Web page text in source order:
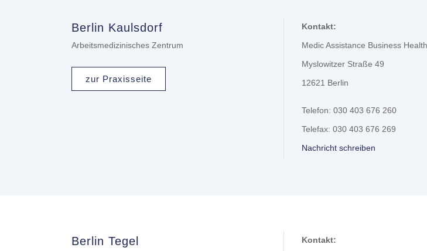
Berlin Kaulsdorf
Arbeitsmedizinisches Zentrum
zur Praxisseite
Kontakt:
Medic Assistance Business
Myslowitzer Straße 49
12621 Berlin
Telefon: 030 403 676 260
Telefax: 030 403 676 269
Nachricht schreiben
Berlin Tegel
Kontakt: